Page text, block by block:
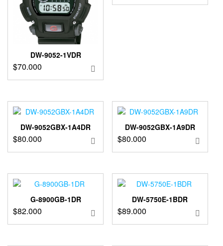
DW-9052-1VDR
$70.000
DW-9052GBX-1A4DR
$80.000
DW-9052GBX-1A9DR
$80.000
G-8900GB-1DR
$82.000
DW-5750E-1BDR
$89.000